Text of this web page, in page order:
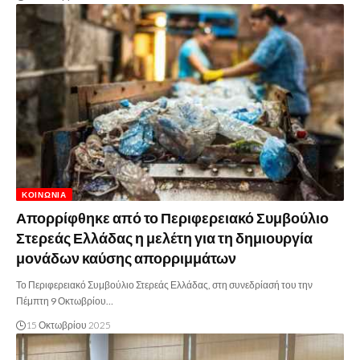
ΚΟΙΝΩΝΊΑ
Απορρίφθηκε από το Περιφερειακό Συμβούλιο
Στερεάς Ελλάδας η μελέτη για τη δημιουργία
μονάδων καύσης απορριμμάτων
Το Περιφερειακό Συμβούλιο Στερεάς Ελλάδας, στη συνεδρίασή του την
Πέμπτη 9 Οκτωβρίου…
15 Οκτωβρίου 2025